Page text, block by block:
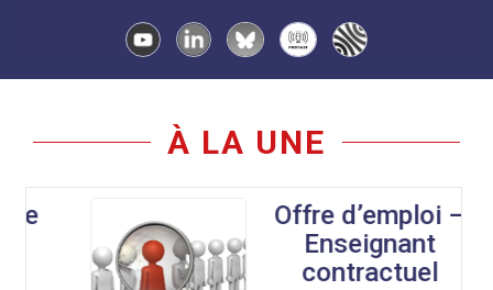
À LA UNE
Offre d’emploi –
Enseignant
contractuel